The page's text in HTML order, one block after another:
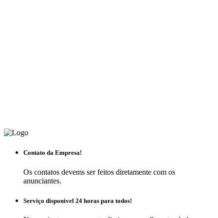
Contato da Empresa!
Os contatos devems ser feitos diretamente com os
anunciantes.
Serviço disponivel 24 horas para todos!